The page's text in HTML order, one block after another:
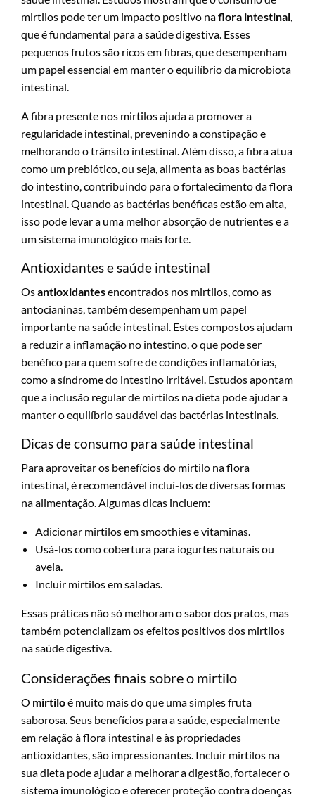
mirtilos pode ter um impacto positivo naflora intestinal
que é fundamental para a saúde digestiva. Esses
pequenos frutos são ricos em fibras, que desempenham
um papel essencial em manter o equilíbrio da microbiota
intestinal.
A fibra presente nos mirtilos ajuda a promover a
regularidade intestinal, prevenindo a constipação e
melhorando o trânsito intestinal. Além disso, a fibra atua
como um prebiótico, ou seja, alimenta as boas bactérias
do intestino, contribuindo para o fortalecimento da flora
intestinal. Quando as bactérias benéficas estão em alta,
isso pode levar a uma melhor absorção de nutrientes e a
um sistema imunológico mais forte.
Antioxidantes e saúde intestinal
Osantioxidantesencontrados nos mirtilos, como as
antocianinas, também desempenham um papel
importante na saúde intestinal. Estes compostos ajudam
a reduzir a inflamação no intestino, o que pode ser
benéfico para quem sofre de condições inflamatórias,
como a síndrome do intestino irritável. Estudos apontam
que a inclusão regular de mirtilos na dieta pode ajudar a
manter o equilíbrio saudável das bactérias intestinais.
Dicas de consumo para saúde intestinal
Para aproveitar os benefícios do mirtilo na flora
intestinal, é recomendável incluí-los de diversas formas
na alimentação. Algumas dicas incluem:
Adicionar mirtilos em smoothies e vitaminas.
Usá-los como cobertura para iogurtes naturais ou
aveia.
Incluir mirtilos em saladas.
Essas práticas não só melhoram o sabor dos pratos, mas
também potencializam os efeitos positivos dos mirtilos
na saúde digestiva.
Considerações finais sobre o mirtilo
O mirtiloé muito mais do que uma simples fruta
saborosa. Seus benefícios para a saúde, especialmente
em relação à flora intestinal e às propriedades
antioxidantes, são impressionantes. Incluir mirtilos na
sua dieta pode ajudar a melhorar a digestão, fortalecer o
sistema imunológico e oferecer proteção contra doenças